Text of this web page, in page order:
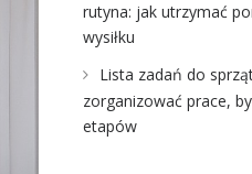
rutyna: jak utrzymać
wysiłku
Lista zadań do
zorganizować prace,
etapów